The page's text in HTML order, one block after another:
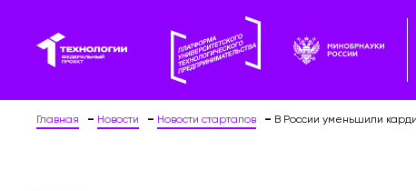
Главная Новости Новости стартапов В России уменьшили